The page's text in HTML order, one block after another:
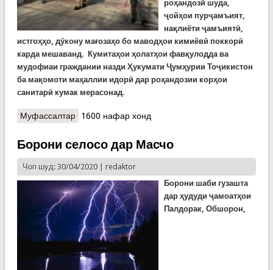
роҳандозӣ шуда,
ҷойҳои пурҷамъият,
нақлиёти ҷамъиятӣ,
истгоҳҳо, дӯкону мағозаҳо бо маводҳои кимиёвӣ поккорӣ
карда мешаванд. Кумитаҳои ҳолатҳои фавқулодда ва
мудофиаи граждании назди Ҳукумати Ҷумҳурии Тоҷикистон
ба мақомоти маҳаллии идорӣ дар роҳандозии корҳои
санитарӣ кумак мерасонад.
Муфассалтаро Идомаи корҳои поксозиву безараргардонӣ дар
1600 нафар хонд
Борони селосо дар Масчо
Чоп шуд: 30/04/2020 | redaktor
Борони шаби гузашта
дар ҳудуди ҷамоатҳои
Палдорак, Обшорон,